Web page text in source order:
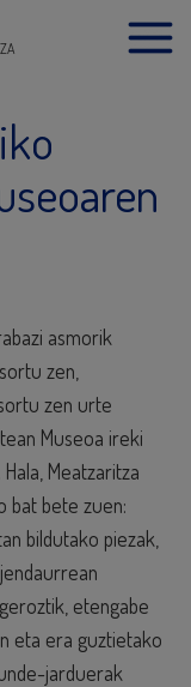
asmorik
zen,
zen urte
Museoa ireki
Meatzaritza
bat bete zuen:
bildutako piezak,
etengabe
eta era guztietako
jarduerak